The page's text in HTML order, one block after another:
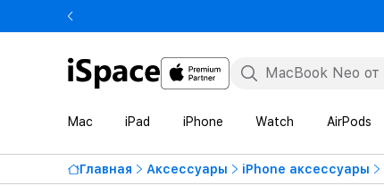
Mac iPad iPhone Watch AirPods
Главная Аксессуары iPhone аксессуары